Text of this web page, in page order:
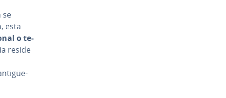
se
esta
o te­
reside